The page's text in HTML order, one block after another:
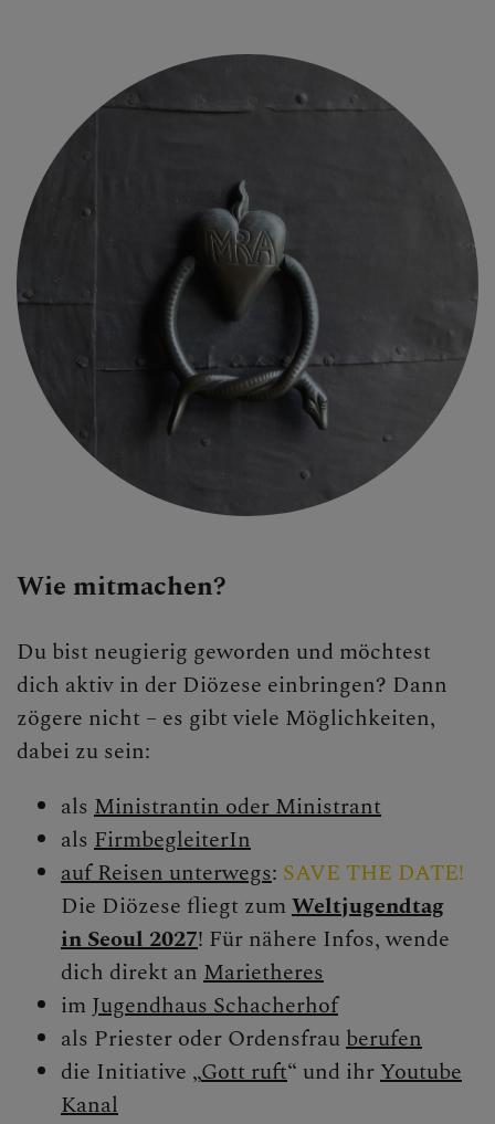
Wie mitmachen?
Du bist neugierig geworden und möchtest
dich aktiv in der Diözese einbringen? Dann
zögere nicht – es gibt viele Möglichkeiten,
dabei zu sein:
als Ministrantin oder Ministrant
als FirmbegleiterIn
auf Reisen unterwegs: SAVE THE DATE!
Die Diözese fliegt zum Weltjugendtag
in Seoul 2027! Für nähere Infos, wende
dich direkt an Marietheres
im Jugendhaus Schacherhof
als Priester oder Ordensfrauberufen
die Initiative „Gott ruft“ und ihrYoutube
Kanal